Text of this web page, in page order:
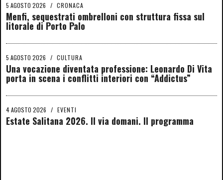
5 AGOSTO 2026 / CRONACA
Menfi, sequestrati ombrelloni con struttura fissa sul
litorale di Porto Palo
5 AGOSTO 2026 / CULTURA
Una vocazione diventata professione: Leonardo Di Vita
porta in scena i conflitti interiori con “Addictus”
4 AGOSTO 2026 / EVENTI
Estate Salitana 2026. Il via domani. Il programma